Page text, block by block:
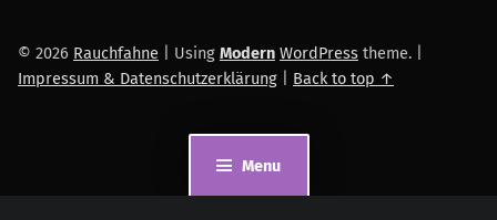
Menu
© 2026 Rauchfahne Using Modern WordPress theme.
Impressum & Datenschutzerklärung
Back to top ↑